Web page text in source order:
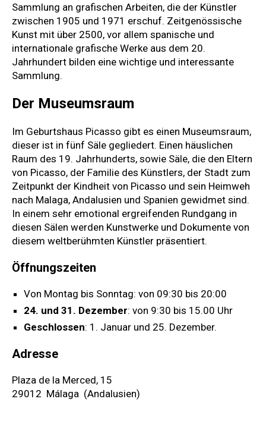
Sammlung an grafischen Arbeiten, die der Künstler
zwischen 1905 und 1971 erschuf. Zeitgenössische
Kunst mit über 2500, vor allem spanische und
internationale grafische Werke aus dem 20.
Jahrhundert bilden eine wichtige und interessante
Sammlung.
Der Museumsraum
Im Geburtshaus Picasso gibt es einen Museumsraum,
dieser ist in fünf Säle gegliedert. Einen häuslichen
Raum des 19. Jahrhunderts, sowie Säle, die den Eltern
von Picasso, der Familie des Künstlers, der Stadt zum
Zeitpunkt der Kindheit von Picasso und sein Heimweh
nach Malaga, Andalusien und Spanien gewidmet sind.
In einem sehr emotional ergreifenden Rundgang in
diesen Sälen werden Kunstwerke und Dokumente von
diesem weltberühmten Künstler präsentiert.
Öffnungszeiten
Von Montag bis Sonntag: von 09:30 bis 20:00
24. und 31. Dezember: von 9:30 bis 15.00 Uhr
Geschlossen: 1. Januar und 25. Dezember.
Adresse
Plaza de la Merced, 15
29012 Málaga (Andalusien)